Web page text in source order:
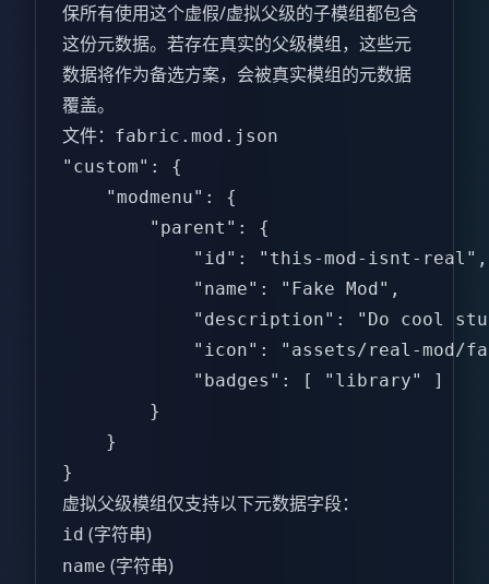
保所有使用这个虚假/虚拟父级的子模组都包含
这份元数据。若存在真实的父级模组，这些元
数据将作为备选方案，会被真实模组的元数据
覆盖。
文件：
fabric.mod.json
"custom": {
    "modmenu": {
        "parent": {
"id": "this-mod-isnt-
            "name": "Fake Mod",
"description": "Do cool
"icon": "assets/real-mod/
            "badges": [ "library" ]
        }
    }
}
虚拟父级模组仅支持以下元数据字段：
id (字符串)
name (字符串)